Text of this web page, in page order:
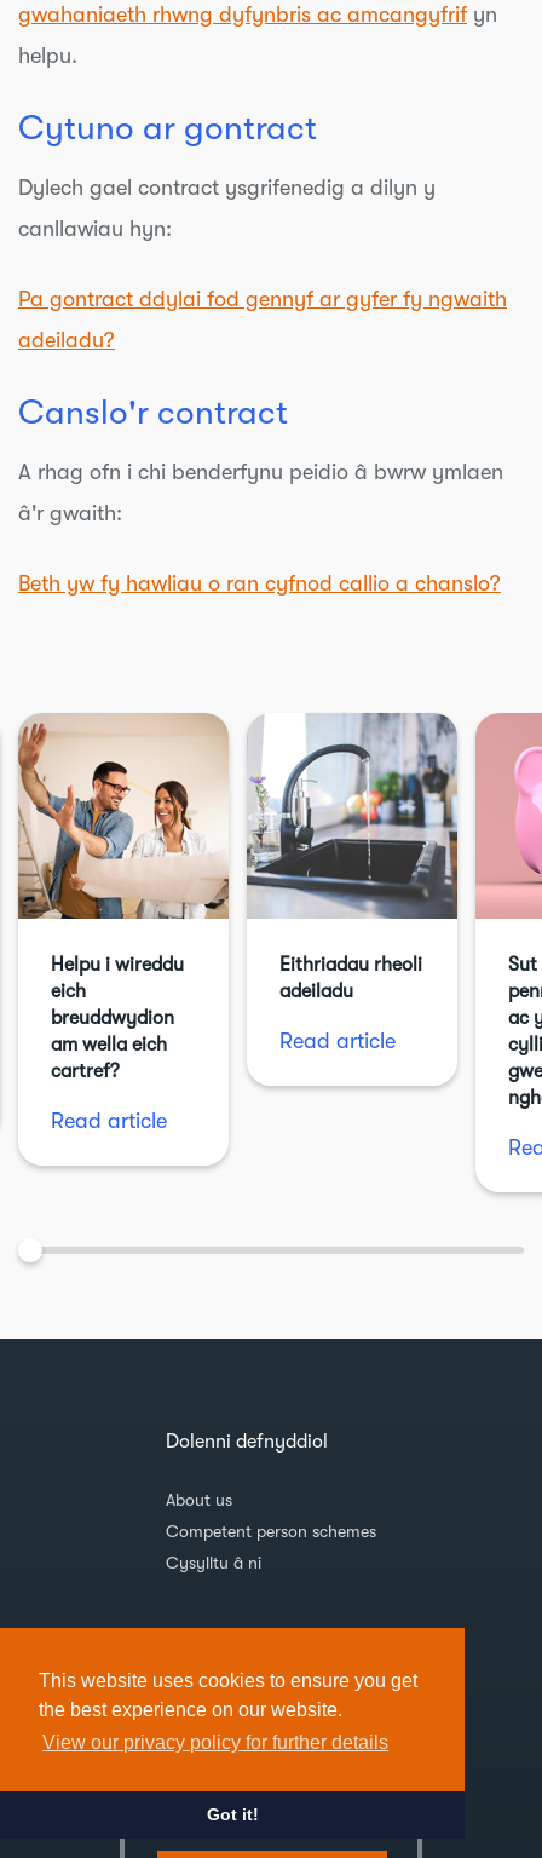
This website uses cookies to ensure you get
the best experience on our website.
View our privacy policy for further details
Got it!
gwahaniaeth rhwng dyfynbris ac amcangyfrif yn
helpu.
Cytuno ar gontract
Dylech gael contract ysgrifenedig a dilyn y
canllawiau hyn:
Pa gontract ddylai fod gennyf ar gyfer fy ngwaith
adeiladu?
Canslo'r contract
A rhag ofn i chi benderfynu peidio â bwrw ymlaen
â'r gwaith:
Beth yw fy hawliau o ran cyfnod callio a chanslo?
Helpu i wireddu
eich
breuddwydion
am wella eich
cartref?
Read article
Eithriadau rheoli
adeiladu
Read article
ac
Dolenni defnyddiol
About us
Competent person schemes
Cysylltu â ni
Anna!